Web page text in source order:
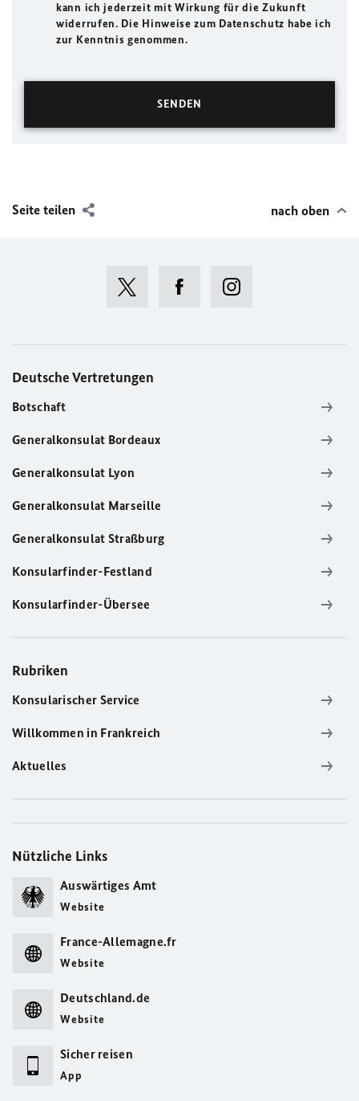
kann ich jederzeit mit Wirkung für die Zukunft
widerrufen. Die Hinweise zum Datenschutz habe ich
zur Kenntnis genommen.
Seite teilen nach oben
Deutsche Vertretungen
Botschaft
Generalkonsulat Bordeaux
Generalkonsulat Lyon
Generalkonsulat Marseille
Generalkonsulat Straßburg
Konsularfinder-Festland
Konsularfinder-Übersee
Rubriken
Konsularischer Service
Willkommen in Frankreich
Aktuelles
Nützliche Links
Auswärtiges Amt
Website
France-Allemagne.fr
Website
Deutschland.de
Website
Sicher reisen
App